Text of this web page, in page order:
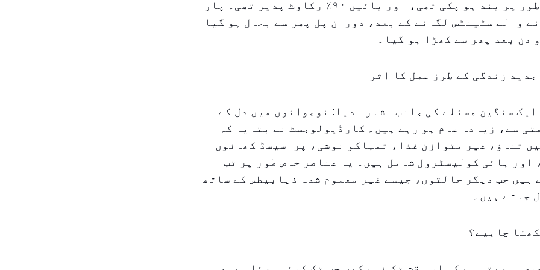
شریان مکمل طور پر بند ہو چکی تھی، اور بائیں ۹۰٪ رکاوٹ پذیر تھی۔ چار
والے سٹینٹس لگانے کے بعد، دوران پل پھر سے بحال ہو گیا
دن بعد پھر سے کھڑا ہو گیا۔
زندگی کے طرز عمل کا اثر
سنگین مسئلے کی جانب اشارہ دیا: نوجوانوں میں دل کے
سے، زیادہ عام ہو رہے ہیں۔ کارڈیولوجسٹ نے بتایا کہ
تناؤ، غیر متوازن غذا، تمباکو نوشی، پراسیسڈ کھانوں
اور ہائی کولیسٹرول شامل ہیں۔ یہ عناصر خاص طور پر تب
ہیں جب دیگر حالتوں، جیسے غیر معلوم شدہ ذیابیطس کے ساتھ
جاتے ہیں۔
چاہیے؟